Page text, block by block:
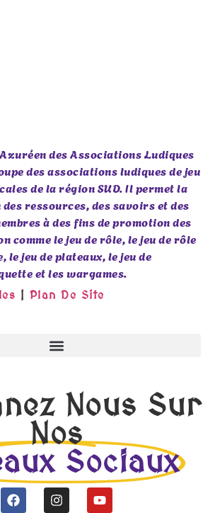
des Associations Ludiques
des associations ludiques de jeu
de la région SUD. Il permet la
des ressources, des savoirs et des
à des fins de promotion des
comme le jeu de rôle, le jeu de rôle
jeu de plateaux, le jeu de
et les wargames.
| Plan De Site
Nous Sur
Nos
Sociaux